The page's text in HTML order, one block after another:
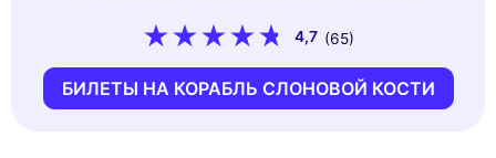
4,7 (65)
БИЛЕТЫ НА КОРАБЛЬ СЛОНОВОЙ КОСТИ